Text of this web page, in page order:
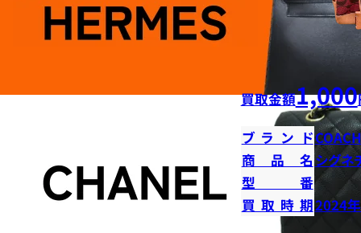
買取金額1,000
ブランドCOACH
商品名シグネ
型番
買取時期2024